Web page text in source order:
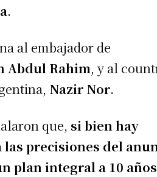
.
al embajador de
Abdul Rahim, y al
Nazir Nor.
que, si bien hay
precisiones del
plan integral a 10